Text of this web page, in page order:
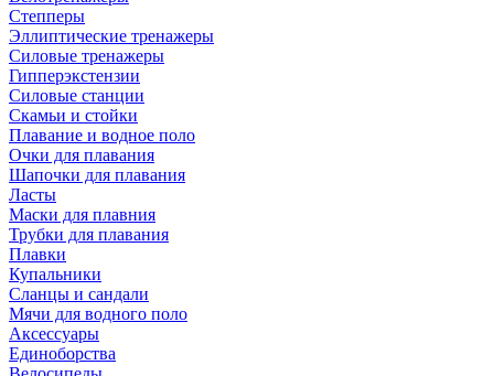
Степперы
Эллиптические тренажеры
Силовые тренажеры
Гипперэкстензии
Силовые станции
Скамьи и стойки
Плавание и водное поло
Очки для плавания
Шапочки для плавания
Ласты
Маски для плавния
Трубки для плавания
Плавки
Купальники
Сланцы и сандали
Мячи для водного поло
Аксессуары
Единоборства